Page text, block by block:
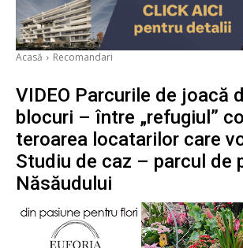
Acasă Recomandari
VIDEO Parcurile de joacă
blocuri – între „refugiul”
teroarea locatarilor care
Studiu de caz – parcul de
Năsăudului